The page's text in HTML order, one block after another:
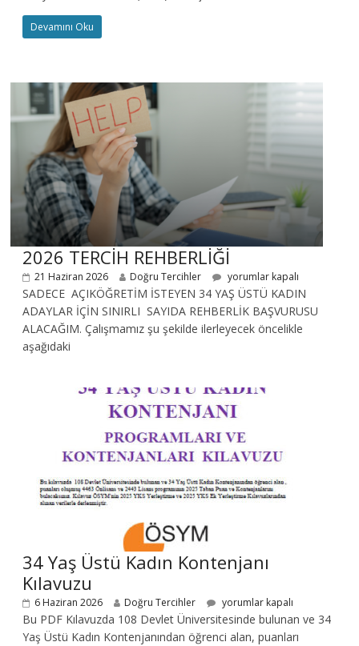
Devamını Oku
2026 TERCİH REHBERLİĞİ
21 Haziran 2026 Doğru Tercihler yorumlar kapalı
SADECE AÇIKÖĞRETİM İSTEYEN 34 YAŞ ÜSTÜ KADIN
ADAYLAR İÇİN SINIRLI SAYIDA REHBERLİK BAŞVURUSU
ALACAĞIM. Çalışmamız şu şekilde ilerleyecek öncelikle
aşağıdaki
34 Yaş Üstü Kadın Kontenjanı
Kılavuzu
6 Haziran 2026 Doğru Tercihler yorumlar kapalı
Bu PDF Kılavuzda 108 Devlet Üniversitesinde bulunan ve 34
Yaş Üstü Kadın Kontenjanından öğrenci alan, puanları